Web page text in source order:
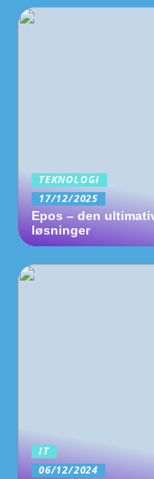
TEKNOLOGI
17/12/2025
Epos – den
løsninger
IT
06/12/2024